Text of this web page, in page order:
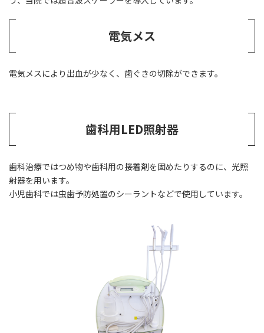
電気メス
電気メスにより出血が少なく、歯ぐきの切除ができます。
歯科用LED照射器
歯科治療ではつめ物や歯科用の接着剤を固めたりするのに、光照
射器を用います。
小児歯科では虫歯予防処置のシーラントなどで使用しています。